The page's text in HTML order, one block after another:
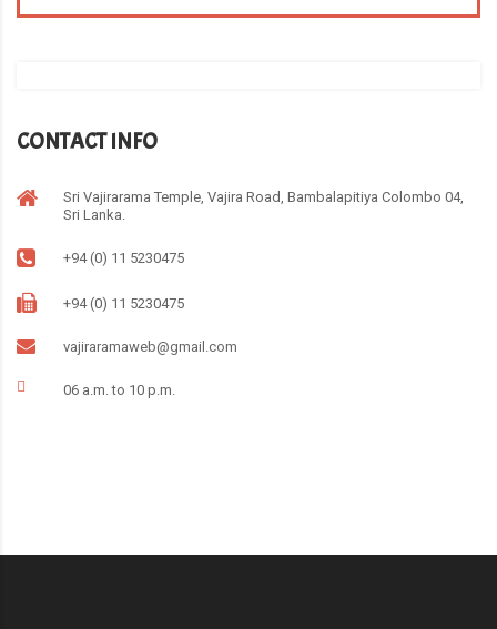
CONTACT INFO
Sri Vajirarama Temple, Vajira Road, Bambalapitiya Colombo 04,
Sri Lanka.
+94 (0) 11 5230475
+94 (0) 11 5230475
vajiraramaweb@gmail.com
06 a.m. to 10 p.m.